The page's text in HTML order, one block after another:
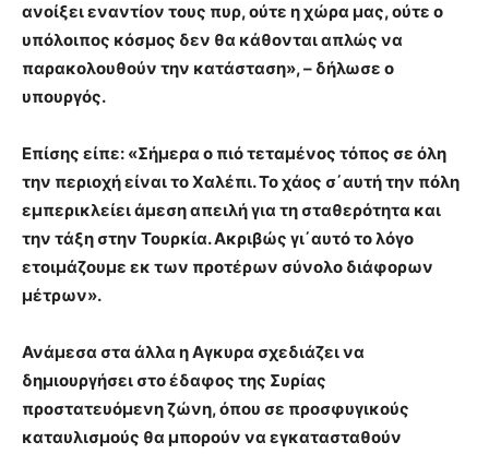
ανοίξει εναντίον τους πυρ, ούτε η χώρα μας, ούτε ο
υπόλοιπος κόσμος δεν θα κάθονται απλώς να
παρακολουθούν την κατάσταση», – δήλωσε ο
υπουργός.
Επίσης είπε: «Σήμερα ο πιό τεταμένος τόπος σε όλη
την περιοχή είναι το Χαλέπι. Το χάος σ΄αυτή την πόλη
εμπερικλείει άμεση απειλή για τη σταθερότητα και
την τάξη στην Τουρκία. Ακριβώς γι΄αυτό το λόγο
ετοιμάζουμε εκ των προτέρων σύνολο διάφορων
μέτρων».
Ανάμεσα στα άλλα η Αγκυρα σχεδιάζει να
δημιουργήσει στο έδαφος της Συρίας
προστατευόμενη ζώνη, όπου σε προσφυγικούς
καταυλισμούς θα μπορούν να εγκατασταθούν